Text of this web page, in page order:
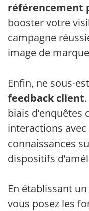
référencement
booster votre
campagne
image de
Enfin, ne sous-
feedback client
biais d’enquêtes
interactions
connaissances
dispositifs
En établissant
vous posez les